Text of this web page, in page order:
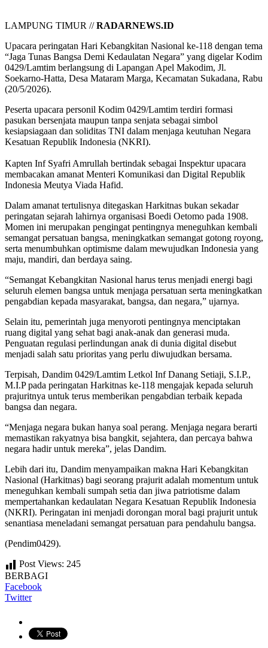
LAMPUNG TIMUR //RADARNEWS.ID
Upacara peringatan Hari Kebangkitan Nasional ke-118 dengan tema
“Jaga Tunas Bangsa Demi Kedaulatan Negara” yang digelar Kodim
0429/Lamtim berlangsung di Lapangan Apel Makodim, Jl.
Soekarno-Hatta, Desa Mataram Marga, Kecamatan Sukadana, Rabu
(20/5/2026).
Peserta upacara personil Kodim 0429/Lamtim terdiri formasi
pasukan bersenjata maupun tanpa senjata sebagai simbol
kesiapsiagaan dan soliditas TNI dalam menjaga keutuhan Negara
Kesatuan Republik Indonesia (NKRI).
‎Kapten Inf Syafri Amrullah bertindak sebagai Inspektur upacara
membacakan amanat Menteri Komunikasi dan Digital Republik
Indonesia Meutya Viada Hafid.
Dalam amanat tertulisnya ditegaskan Harkitnas bukan sekadar
peringatan sejarah lahirnya organisasi Boedi Oetomo pada 1908.
Momen ini merupakan pengingat pentingnya meneguhkan kembali
semangat persatuan bangsa, meningkatkan semangat gotong royong,
serta menumbuhkan optimisme dalam mewujudkan Indonesia yang
maju, mandiri, dan berdaya saing.
“Semangat Kebangkitan Nasional harus terus menjadi energi bagi
seluruh elemen bangsa untuk menjaga persatuan serta meningkatkan
pengabdian kepada masyarakat, bangsa, dan negara,” ujarnya.
Selain itu, pemerintah juga menyoroti pentingnya menciptakan
ruang digital yang sehat bagi anak-anak dan generasi muda.
Penguatan regulasi perlindungan anak di dunia digital disebut
menjadi salah satu prioritas yang perlu diwujudkan bersama.
Terpisah, Dandim 0429/Lamtim Letkol Inf Danang Setiaji, S.I.P.,
M.I.P pada peringatan Harkitnas ke-118 mengajak kepada seluruh
prajuritnya untuk terus memberikan pengabdian terbaik kepada
bangsa dan negara.
“Menjaga negara bukan hanya soal perang. Menjaga negara berarti
memastikan rakyatnya bisa bangkit, sejahtera, dan percaya bahwa
negara hadir untuk mereka”, jelas Dandim.
Lebih dari itu, Dandim menyampaikan makna Hari Kebangkitan
Nasional (Harkitnas) bagi seorang prajurit adalah momentum untuk
meneguhkan kembali sumpah setia dan jiwa patriotisme dalam
mempertahankan kedaulatan Negara Kesatuan Republik Indonesia
(NKRI). Peringatan ini menjadi dorongan moral bagi prajurit untuk
senantiasa meneladani semangat persatuan para pendahulu bangsa.
(Pendim0429).
Post Views: 245
BERBAGI
Facebook
Twitter